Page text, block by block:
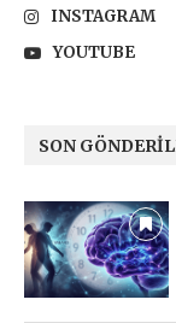
INSTAGRAM
YOUTUBE
SON